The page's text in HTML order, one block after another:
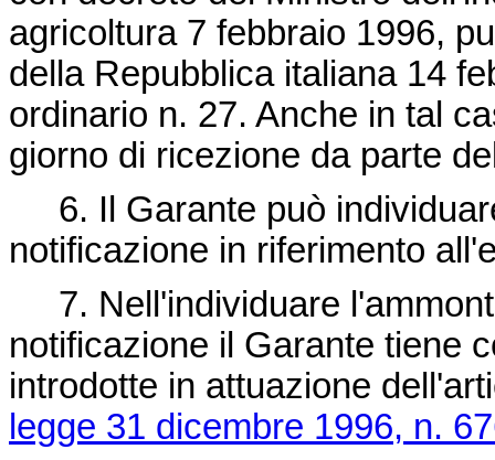
agricoltura 7 febbraio 1996,
della Repubblica italiana 14
ordinario n. 27. Anche in tal
giorno di ricezione da parte
6. Il Garante può
notificazione in riferimento
7. Nell'individuare
notificazione il Garante tiene
introdotte in attuazione
legge 31 dicembre 1996, n.